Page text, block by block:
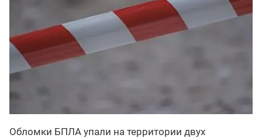
Обломки БПЛА упали на территории двух